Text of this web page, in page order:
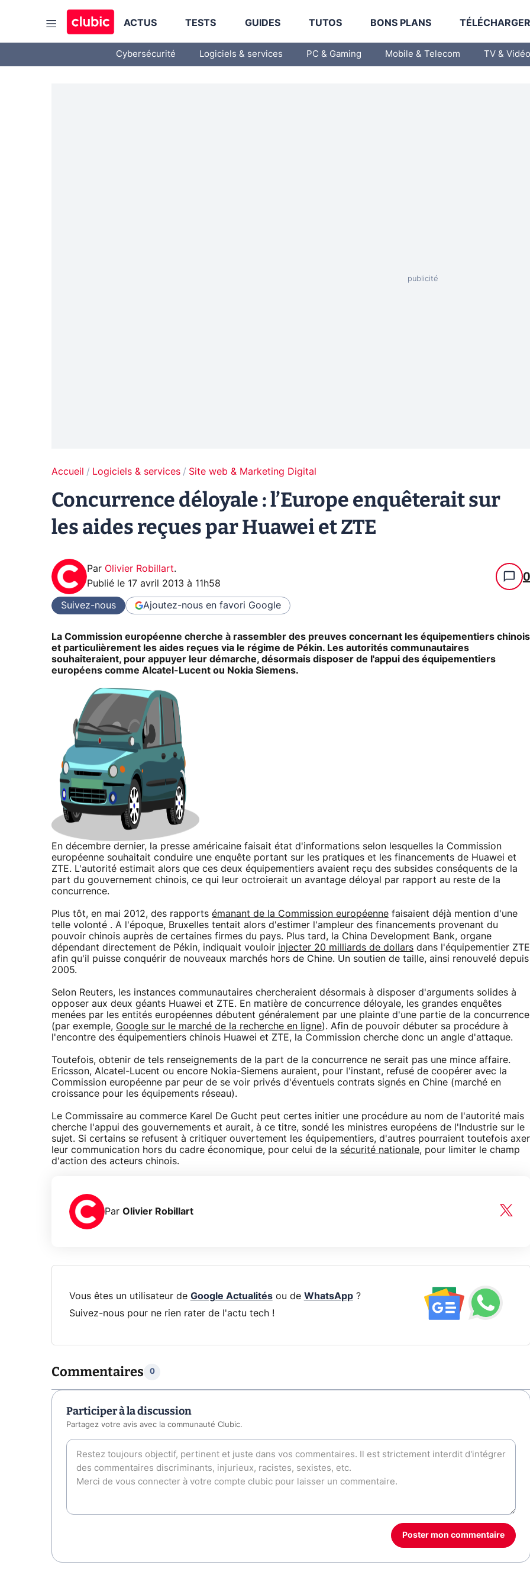
ACTUS TESTS GUIDES TUTOS BONS PLANS
Cybersécurité Logiciels & services PC & Gaming Mobile & Telecom TV & Vidéo
Accueil Logiciels & services Site web & Marketing Digital
Concurrence déloyale : l’Europe enquêterait sur
les aides reçues par Huawei et ZTE
Par Olivier Robillart.
Publié le 17 avril 2013 à 11h58 0
Suivez-nous Ajoutez-nous en favori Google
La Commission européenne cherche à rassembler des preuves concernant les équipementiers chinois
et particulièrement les aides reçues via le régime de Pékin. Les autorités communautaires
souhaiteraient, pour appuyer leur démarche, désormais disposer de l'appui des équipementiers
européens comme Alcatel-Lucent ou Nokia Siemens.
En décembre dernier, la presse américaine faisait état d'informations selon lesquelles la Commission
européenne souhaitait conduire une enquête portant sur les pratiques et les financements de Huawei et
ZTE. L'autorité estimait alors que ces deux équipementiers avaient reçu des subsides conséquents de la
part du gouvernement chinois, ce qui leur octroierait un avantage déloyal par rapport au reste de la
concurrence.
Plus tôt, en mai 2012, des rapports émanant de la Commission européenne faisaient déjà mention d'une
telle volonté . A l'époque, Bruxelles tentait alors d'estimer l'ampleur des financements provenant du
pouvoir chinois auprès de certaines firmes du pays. Plus tard, la China Development Bank, organe
dépendant directement de Pékin, indiquait vouloir injecter 20 milliards de dollars dans l'équipementier ZTE
afin qu'il puisse conquérir de nouveaux marchés hors de Chine. Un soutien de taille, ainsi renouvelé depuis
2005.
Selon Reuters, les instances communautaires chercheraient désormais à disposer d'arguments solides à
opposer aux deux géants Huawei et ZTE. En matière de concurrence déloyale, les grandes enquêtes
menées par les entités européennes débutent généralement par une plainte d'une partie de la concurrence
(par exemple, Google sur le marché de la recherche en ligne). Afin de pouvoir débuter sa procédure à
l'encontre des équipementiers chinois Huawei et ZTE, la Commission cherche donc un angle d'attaque.
Toutefois, obtenir de tels renseignements de la part de la concurrence ne serait pas une mince affaire.
Ericsson, Alcatel-Lucent ou encore Nokia-Siemens auraient, pour l'instant, refusé de coopérer avec la
Commission européenne par peur de se voir privés d'éventuels contrats signés en Chine (marché en
croissance pour les équipements réseau).
Le Commissaire au commerce Karel De Gucht peut certes initier une procédure au nom de l'autorité mais
cherche l'appui des gouvernements et aurait, à ce titre, sondé les ministres européens de l'Industrie sur le
sujet. Si certains se refusent à critiquer ouvertement les équipementiers, d'autres pourraient toutefois axer
leur communication hors du cadre économique, pour celui de la sécurité nationale, pour limiter le champ
d'action des acteurs chinois.
Par Olivier Robillart
Vous êtes un utilisateur de Google Actualitésou de WhatsApp?
Suivez-nous pour ne rien rater de l'actu tech !
Commentaires 0
Participer à la discussion
Partagez votre avis avec la communauté Clubic.
Poster mon commentaire